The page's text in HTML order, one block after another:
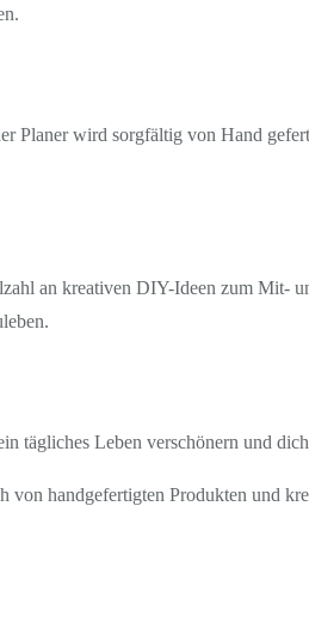
Planer wird sorgfältig von Hand
an kreativen DIY-Ideen zum Mit-
tägliches Leben verschönern und
handgefertigten Produkten und